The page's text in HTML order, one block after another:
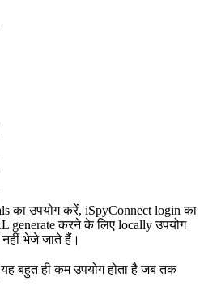
का उपयोग करें, iSpyConnect login का
generate करने के लिए locally उपयोग
भेजे जाते हैं।
यह बहुत ही कम उपयोग होता है जब तक